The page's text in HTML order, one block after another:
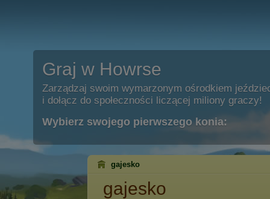
Graj w Howrse
Zarządzaj swoim wymarzonym ośrodkiem
i dołącz do społeczności liczącej miliony graczy!
Wybierz swojego pierwszego konia:
gajesko
gajesko